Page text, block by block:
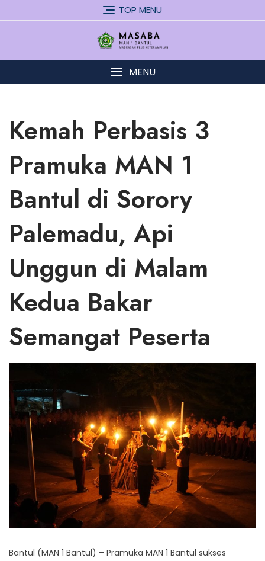
to
TOP MENU
MENU
Kemah Perbasis 3
Pramuka MAN 1
Bantul di Sorory
Palemadu, Api
Unggun di Malam
Kedua Bakar
Semangat Peserta
Bantul (MAN 1 Bantul) – Pramuka MAN 1 Bantul sukses